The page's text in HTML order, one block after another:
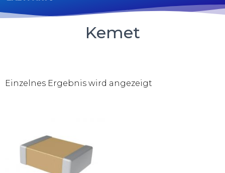
Kemet
Einzelnes Ergebnis wird angezeigt